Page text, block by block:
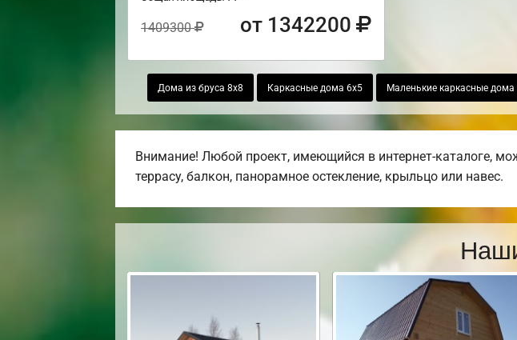
1409300 от 1342200
Дома из бруса 8х8 Каркасные дома 6х5 Маленькие каркасные дома
Внимание! Любой проект, имеющийся в интернет-каталоге,
террасу, балкон, панорамное остекление, крыльцо или навес.